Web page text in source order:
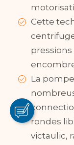
Cette
La
rondes
victaulic,